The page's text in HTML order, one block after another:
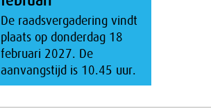
De raadsvergadering vindt
plaats op donderdag 18
februari 2027. De
aanvangstijd is 10.45 uur.